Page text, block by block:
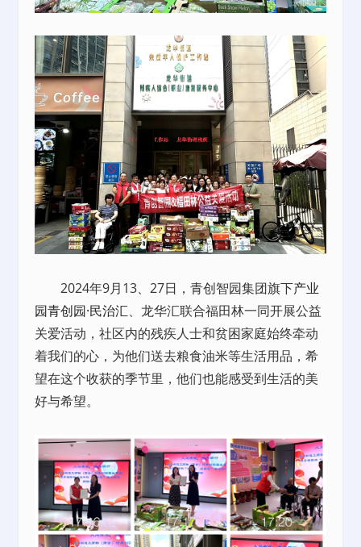
2024年9月13、27日，青创智园集团旗下产业
园青创园·民治汇、龙华汇联合福田林一同开展公益
关爱活动，社区内的残疾人士和贫困家庭始终牵动
着我们的心，为他们送去粮食油米等生活用品，希
望在这个收获的季节里，他们也能感受到生活的美
好与希望。